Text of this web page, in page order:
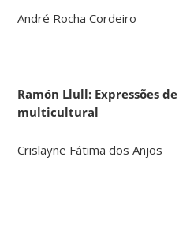
André Rocha Cordeiro
Ramón Llull: Expressões
multicultural
Crislayne Fátima dos Anjos